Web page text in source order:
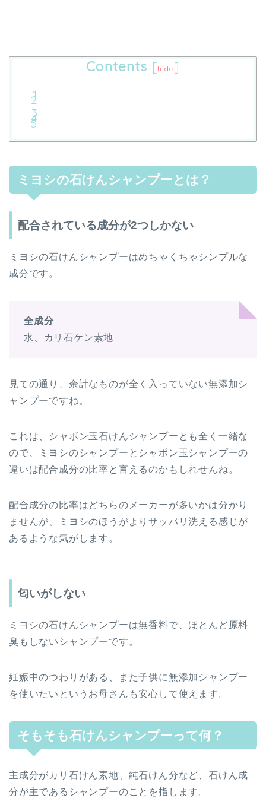
Contents [hide ]
ミヨシの石けんシャンプーとは？
配合されている成分が2つしかない
ミヨシの石けんシャンプーはめちゃくちゃシンプルな
成分です。
全成分
水、カリ石ケン素地
見ての通り、余計なものが全く入っていない無添加シ
ャンプーですね。
これは、シャボン玉石けんシャンプーとも全く一緒な
ので、ミヨシのシャンプーとシャボン玉シャンプーの
違いは配合成分の比率と言えるのかもしれせんね。
配合成分の比率はどちらのメーカーが多いかは分かり
ませんが、ミヨシのほうがよりサッパリ洗える感じが
あるような気がします。
匂いがしない
ミヨシの石けんシャンプーは無香料で、ほとんど原料
臭もしないシャンプーです。
妊娠中のつわりがある、また子供に無添加シャンプー
を使いたいというお母さんも安心して使えます。
そもそも石けんシャンプーって何？
主成分がカリ石けん素地、純石けん分など、石けん成
分が主であるシャンプーのことを指します。